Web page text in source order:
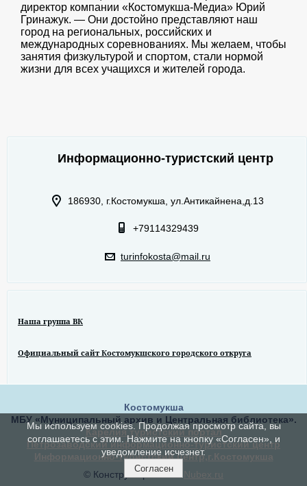
директор компании «Костомукша-Медиа» Юрий
Гринажук. —​ Они достойно​ представляют наш
город на региональных, российских и
международных​ соревнованиях. Мы желаем, чтобы
занятия физкультурой и спортом, стали нормой
жизни для всех​ ​учащихся и жителей города.
Информационно-туристский центр
186930, г.Костомукша, ул.Антикайнена,д.13
+79114329439
turinfokosta@mail.ru
Наша группа ВК
Официальный сайт Костомукшского городского откруга
Костомукша
МБУ «Муниципальный архив и Центральная библиотека».
Карелия туристский портал
Петрозаводский информационно-туристский центр
Информационно-туристский центр,г.Костомукша
© Конструктор сайтов
Nubex.ru
Мы используем cookies. Продолжая просмотр сайта, вы
соглашаетесь с этим. Нажмите на кнопку «Согласен», и
уведомление исчезнет.
Согласен